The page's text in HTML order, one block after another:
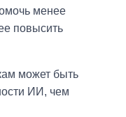
менее
повысить
может быть
ИИ, чем